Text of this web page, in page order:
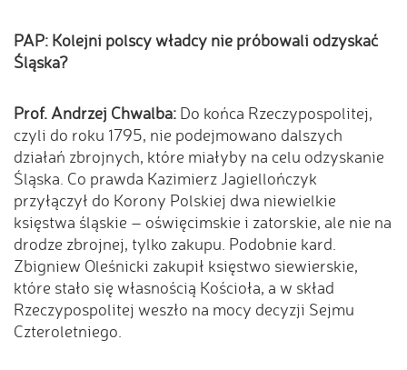
PAP: Kolejni polscy władcy nie próbowali odzyskać
Śląska?
Prof. Andrzej Chwalba: Do końca Rzeczypospolitej,
czyli do roku 1795, nie podejmowano dalszych
działań zbrojnych, które miałyby na celu odzyskanie
Śląska. Co prawda Kazimierz Jagiellończyk
przyłączył do Korony Polskiej dwa niewielkie
księstwa śląskie – oświęcimskie i zatorskie, ale nie na
drodze zbrojnej, tylko zakupu. Podobnie kard.
Zbigniew Oleśnicki zakupił księstwo siewierskie,
które stało się własnością Kościoła, a w skład
Rzeczypospolitej weszło na mocy decyzji Sejmu
Czteroletniego.